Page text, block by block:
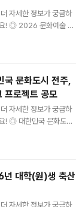
등학생, 중학생, 고등학
택ㅇ (개발장비) 삼성 갤
자세한 정보가 궁금하
요! ◎ 2026 문화예술 아
화) ~ 6. 23.(화) ◎ 참
경 개선 (2) 문화향유 및
선※ 상기 공모 분야 중
방법1인(또는 1팀)당 1
◎ 접수방법이메일 접수
문화예술 아이디
획팀..
국 문화도시 전주,
프로젝트 공모
자세한 정보가 궁금하
! ◎ 대한민국 문화도시
통문화를 가지고 마음
무형 전통문화 전반)와
기술을 접목할 수 있는
대한민국 국민 누구나
21.(목) ◎ 선정규모7
대학(원)생 축산
자세한 정보가 궁금하